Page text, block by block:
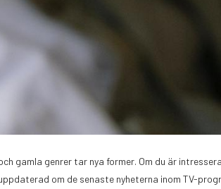
gamla genrer tar nya former. Om du är
om de senaste nyheterna inom TV-